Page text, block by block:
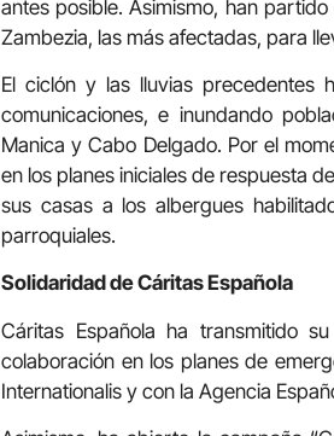
antes posible. Asimismo, han
Zambezia, las más afectadas, para
El ciclón y las lluvias precedentes
comunicaciones, e inundando
Manica y Cabo Delgado. Por el
en los planes iniciales de respuesta
sus casas a los albergues
parroquiales.
Solidaridad de Cáritas Española
Cáritas Española ha transmitido
colaboración en los planes de
Internationalis y con la Agencia